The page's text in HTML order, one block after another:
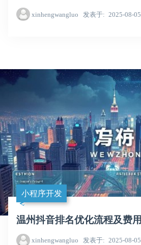
xinhengwangluo 发表于 2025-08-05
小程序开发
温州抖音排名优化流程及费用
xinhengwangluo 发表于 2025-08-05